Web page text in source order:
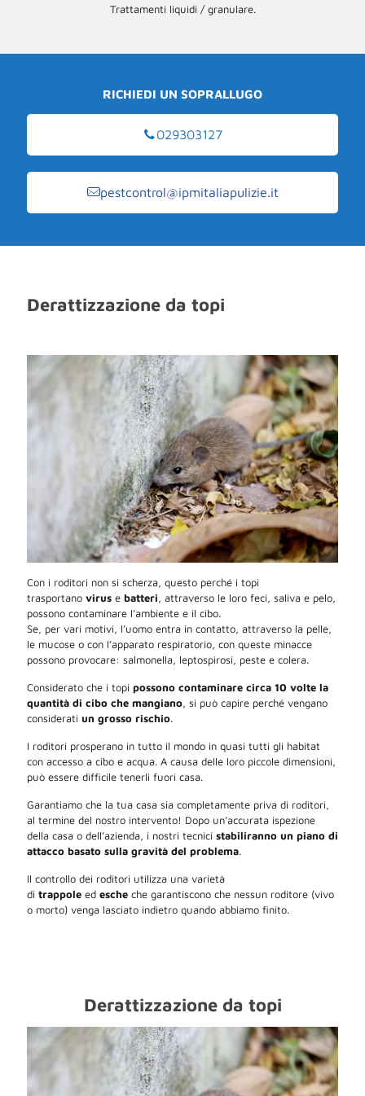
Trattamenti liquidi / granulare.
RICHIEDI UN SOPRALLUGO
029303127
pestcontrol@ipmitaliapulizie.it
Derattizzazione da topi
Con i roditori non si scherza, questo perché i topi
trasportano virus e batteri , attraverso le loro feci, saliva e pelo,
possono contaminare l’ambiente e il cibo.
Se, per vari motivi, l’uomo entra in contatto, attraverso la pelle,
le mucose o con l’apparato respiratorio, con queste minacce
possono provocare: salmonella, leptospirosi, peste e colera.
Considerato che i topi possono contaminare circa 10 volte la
quantità di cibo che mangiano , si può capire perché vengano
considerati un grosso rischio.
I roditori prosperano in tutto il mondo in quasi tutti gli habitat
con accesso a cibo e acqua. A causa delle loro piccole dimensioni,
può essere difficile tenerli fuori casa.
Garantiamo che la tua casa sia completamente priva di roditori,
al termine del nostro intervento! Dopo un’accurata ispezione
della casa o dell’azienda, i nostri tecnici stabiliranno un piano di
attacco basato sulla gravità del problema.
Il controllo dei roditori utilizza una varietà
di trappole ed esche che garantiscono che nessun roditore (vivo
o morto) venga lasciato indietro quando abbiamo finito.
Derattizzazione da topi